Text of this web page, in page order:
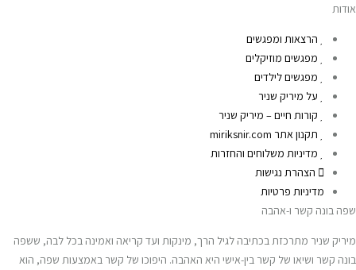
אודות
הרצאות ומפגשים
מפגשים מוזיקלים
מפגשים לילדים
על מיריק שניר
קורות חיים – מיריק שניר
תקנון אתר miriksnir.com
מדיניות משלוחים והחזרות
הצהרת נגישות
מדיניות פרטיות
שפה בונה קשר ו-אהבה
מיריק שניר מתרכזת בכתיבה לגיל הרך, מינקות ועד קריאה ואמינה בכל לבה, ששפה
בונה קשר ושיאו של קשר בין-אישי היא האהבה. היפוכו של קשר באמצעות שפה, הוא